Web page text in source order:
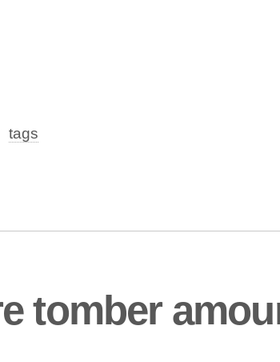
tags
tomber